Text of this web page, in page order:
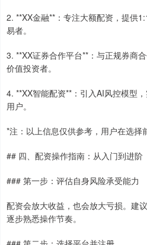
2. **XX金融**：专注大额配资，提供
易者。
3. **XX证券合作平台**：与正规券商
价值投资者。
4. **XX智能配资**：引入AI风控模型
用户。
*注：以上信息仅供参考，用户在选择
## 四、配资操作指南：从入门到进阶
### 第一步：评估自身风险承受能力
配资会放大收益，也会放大亏损。建
逐步熟悉操作节奏。